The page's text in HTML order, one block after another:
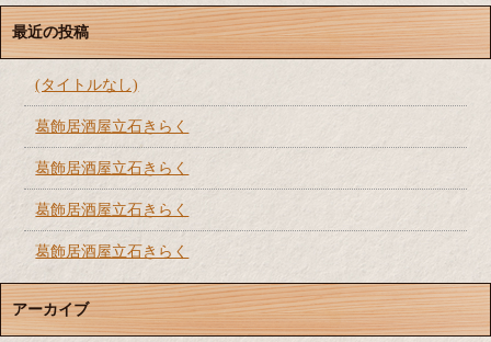
最近の投稿
(タイトルなし)
葛飾居酒屋立石きらく
葛飾居酒屋立石きらく
葛飾居酒屋立石きらく
葛飾居酒屋立石きらく
アーカイブ